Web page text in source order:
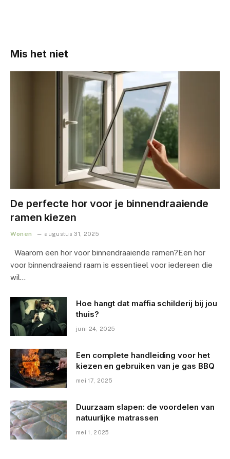
Mis het niet
De perfecte hor voor je binnendraaiende
ramen kiezen
Wonen augustus 31, 2025
Waarom een hor voor binnendraaiende ramen?Een hor
voor binnendraaiend raam is essentieel voor iedereen die
wil…
Hoe hangt dat maffia schilderij bij jou
thuis?
juni 24, 2025
Een complete handleiding voor het
kiezen en gebruiken van je gas BBQ
mei 17, 2025
Duurzaam slapen: de voordelen van
natuurlijke matrassen
mei 1, 2025